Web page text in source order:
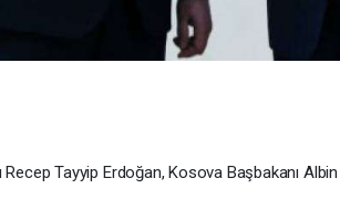
Recep Tayyip Erdoğan, Kosova Başbakanı